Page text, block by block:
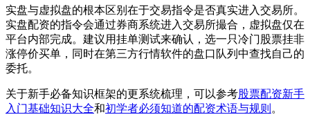
实盘与虚拟盘的根本区别在于交易指令是否真实进入交易所。
实盘配资的指令会通过券商系统进入交易所撮合，虚拟盘仅在
平台内部完成。建议用挂单测试来确认，选一只冷门股票挂非
涨停价买单，同时在第三方行情软件的盘口队列中查找自己的
委托。
关于新手必备知识框架的更系统梳理，可以参考股票配资新手
入门基础知识大全和初学者必须知道的配资术语与规则 。